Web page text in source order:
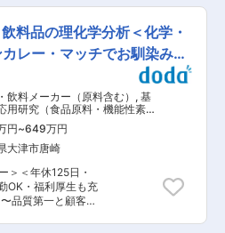
いうことはなく、
変わる前には休み
しっかり整えるこ
35県を営業地域と
造・販売するボト
システムの約9割
カ・コーラボトラ
上あるコカ・コ
でアジア最大、世
60年以上のボトラ
ってきた「地域密
理とし、事業活動
務などに携わりま
品など ＜プロ
加工物の製造 ・
生物、遺伝子検査
件をご提案しま
◎入社後は、元エ
らスタート！ ◎20
礎力から応用力ま
できます。 ◎細胞
習や理化学機器・
最先端の実機を使
後もし
料品の理化学分析＜化学・
レー・マッチでお馴染みの
飲料メーカー（原料含む） , 基
用研究（食品原料・機能性素材
料） 分析・解析・測定・各種評
（食品・香料・飼料）
円~649万円
大津市唐崎
＞＜年休125日・
OK・福利厚生も充
品質第一と顧客視